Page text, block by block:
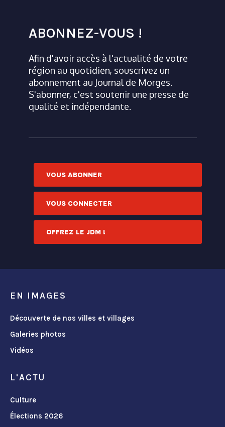
ABONNEZ-VOUS !
Afin d'avoir accès à l'actualité de votre
région au quotidien, souscrivez un
abonnement au Journal de Morges.
S'abonner, c'est soutenir une presse de
qualité et indépendante.
VOUS ABONNER
VOUS CONNECTER
OFFREZ LE JDM !
EN IMAGES
Découverte de nos villes et villages
Galeries photos
Vidéos
L'ACTU
Culture
Élections 2026